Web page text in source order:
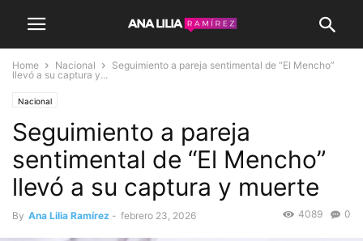
Home Nacional
Seguimiento a pareja sentimental de “El Mencho”
llevó a su captura y...
Nacional
Seguimiento a pareja
sentimental de “El Mencho”
llevó a su captura y muerte
By Ana Lilia Ramírez - febrero 23, 2026 0
4089